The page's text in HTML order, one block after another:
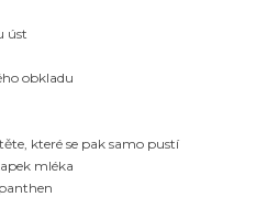
úst
obkladu
které se pak samo pustí
mléka